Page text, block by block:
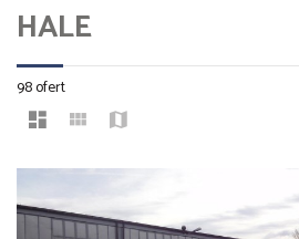
HALE
98 ofert